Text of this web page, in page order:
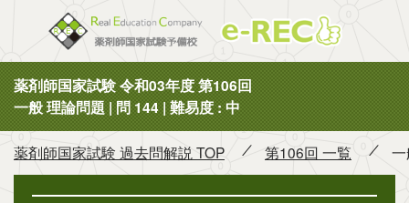
薬剤師国家試験 令和03年度 第106回
一般 理論問題 | 問 144 | 難易度 : 中
薬剤師国家試験 過去問解説 TOP 第106回 一覧